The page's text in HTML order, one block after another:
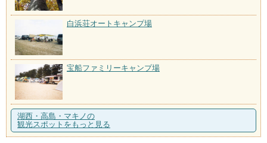
白浜荘オートキャンプ場
宝船ファミリーキャンプ場
湖西・高島・マキノの
観光スポットをもっと見る